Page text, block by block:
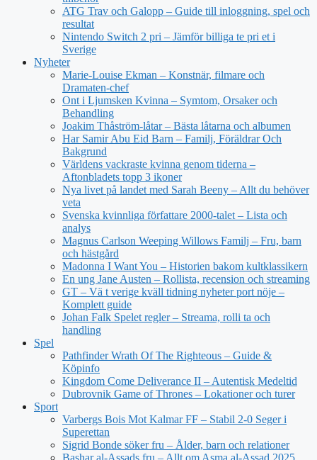
ATG Trav och Galopp – Guide till inloggning, spel och
resultat
Nintendo Switch 2 pri – Jämför billiga te pri et i
Sverige
Nyheter
Marie-Louise Ekman – Konstnär, filmare och
Dramaten-chef
Ont i Ljumsken Kvinna – Symtom, Orsaker och
Behandling
Joakim Thåström-låtar – Bästa låtarna och albumen
Har Samir Abu Eid Barn – Familj, Föräldrar Och
Bakgrund
Världens vackraste kvinna genom tiderna –
Aftonbladets topp 3 ikoner
Nya livet på landet med Sarah Beeny – Allt du behöver
veta
Svenska kvinnliga författare 2000-talet – Lista och
analys
Magnus Carlson Weeping Willows Familj – Fru, barn
och hästgård
Madonna I Want You – Historien bakom kultklassikern
En ung Jane Austen – Rollista, recension och streaming
GT – Vä t verige kväll tidning nyheter port nöje –
Komplett guide
Johan Falk Spelet regler – Streama, rolli ta och
handling
Spel
Pathfinder Wrath Of The Righteous – Guide &
Köpinfo
Kingdom Come Deliverance II – Autentisk Medeltid
Dubrovnik Game of Thrones – Lokationer och turer
Sport
Varbergs Bois Mot Kalmar FF – Stabil 2-0 Seger i
Superettan
Sigrid Bonde söker fru – Ålder, barn och relationer
Bashar al-Assads fru – Allt om Asma al-Assad 2025